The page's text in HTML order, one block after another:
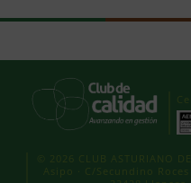
© 2026 CLUB ASTURIANO
Asipo · C/Secundino